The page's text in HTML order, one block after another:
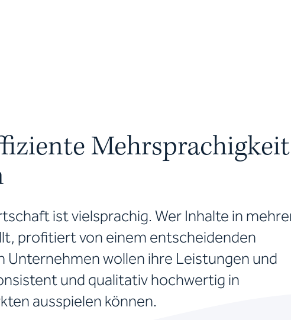
ist vielsprachig. Wer Inhalte in
profitiert von einem entscheidenden
Unternehmen wollen ihre Leistungen und
und qualitativ hochwertig in
ausspielen können.